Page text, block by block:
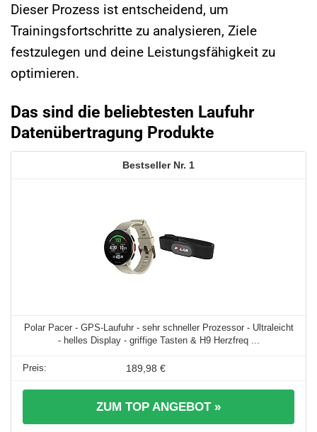
Dieser Prozess ist entscheidend, um
Trainingsfortschritte zu analysieren, Ziele
festzulegen und deine Leistungsfähigkeit zu
optimieren.
Das sind die beliebtesten Laufuhr
Datenübertragung Produkte
1
Polar Pacer - GPS-Laufuhr - sehr schneller Prozessor - Ultraleicht
- helles Display - griffige Tasten & H9 Herzfreq ...
189,98 €
ZUM TOP ANGEBOT »